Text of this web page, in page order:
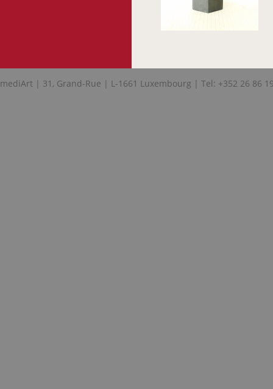
mediArt | 31, Grand-Rue | L-1661 Luxembourg | Tel: +352 26 86